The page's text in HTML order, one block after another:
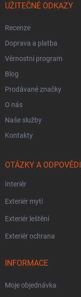
UŽITEČNÉ ODKAZY
Recenze
Doprava a platba
Věrnostní program
Blog
Prodávané značky
O nás
Naše služby
Kontakty
OTÁZKY A ODPOVĚDI
Interiér
Exteriér mytí
Exteriér leštění
Exteriér ochrana
INFORMACE
Moje objednávka